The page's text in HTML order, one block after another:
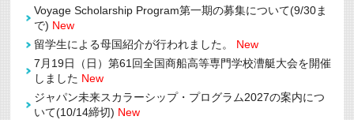
Voyage Scholarship Program第一期の募集について(9/30ま
で) New
留学生による母国紹介が行われました。 New
7月19日（日）第61回全国商船高等専門学校漕艇大会を開催
しました New
ジャパン未来スカラーシップ・プログラム2027の案内につ
いて(10/14締切) New